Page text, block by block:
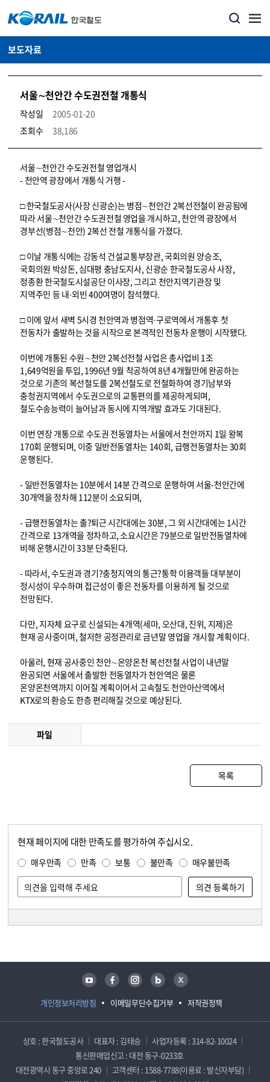
보도자료
서울∼천안간 수도권전철 개통식
작성일
2005-01-20
조회수
38,186
뉴스·홍보_보도자료 상세보기 – 내용, 파일, 담당자 연락처로 구성
서울∼천안간 수도권전철 영업개시
- 천안역 광장에서 개통식 거행 -
□ 한국철도공사(사장 신광순)는 병점∼천안간 2복선전철이 완공됨에
따라 서울∼천안간 수도권전철 영업을 개시하고, 천안역 광장에서
경부선(병점∼천안) 2복선 전철 개통식을 가졌다.
□ 이날 개통식에는 강동석 건설교통부장관, 국회의원 양승조,
국회의원 박상돈, 심대평 충남도지사, 신광순 한국철도공사 사장,
정종환 한국철도시설공단 이사장, 그리고 천안지역기관장 및
지역주민 등 내·외빈 400여명이 참석했다.
□ 이에 앞서 새벽 5시경 천안역과 병점역·구로역에서 개통후 첫
전동차가 출발하는 것을 시작으로 본격적인 전동차 운행이 시작됐다.
이번에 개통된 수원∼천안 2복선전철 사업은 총사업비 1조
1,649억원을 투입, 1996년 9월 착공하여 8년 4개월만에 완공하는
것으로 기존의 복선철도를 2복선철도로 전철화하여 경기남부와
충청권지역에서 수도권으로의 교통편의를 제공하게되며,
철도수송능력이 늘어남과 동시에 지역개발 효과도 기대된다.
이번 연장 개통으로 수도권 전동열차는 서울에서 천안까지 1일 왕복
170회 운행되며, 이중 일반전동열차는 140회, 급행전동열차는 30회
운행된다.
- 일반전동열차는 10분에서 14분 간격으로 운행하여 서울-천안간에
30개역을 정차해 112분이 소요되며,
- 급행전동열차는 출?퇴근 시간대에는 30분, 그 외 시간대에는 1시간
간격으로 13개역을 정차하고, 소요시간은 79분으로 일반전동열차에
비해 운행시간이 33분 단축된다.
- 따라서, 수도권과 경기?충청지역의 통근?통학 이용객들 대부분이
정시성이 우수하며 접근성이 좋은 전동차를 이용하게 될 것으로
전망된다.
다만, 지자체 요구로 신설되는 4개역(세마, 오산대, 진위, 지제)은
현재 공사중이며, 철저한 공정관리로 금년말 영업을 개시할 계획이다.
아울러, 현재 공사중인 천안∼온양온천 복선전철 사업이 내년말
완공되면 서울에서 출발한 전동열차가 천안역은 물론
온양온천역까지 이어질 계획이어서 고속철도 천안아산역에서
KTX로의 환승도 한층 편리해질 것으로 예상된다.
파일
목록
현재 페이지에 대한 만족도를 평가하여 주십시오.
매우만족 만족 보통 불만족 매우불만족
개인정보처리방침 이메일무단수집거부 저작권정책
유튜브 페이스북 인스타그램 블로그 트위터
상호 : 한국철도공사 대표자 : 김태승
사업자등록 : 314-82-10024
통신판매업신고 : 대전 동구-0233호
대전광역시 동구 중앙로 240
고객센터 : 1588-7788(이용료 : 발신자부담)